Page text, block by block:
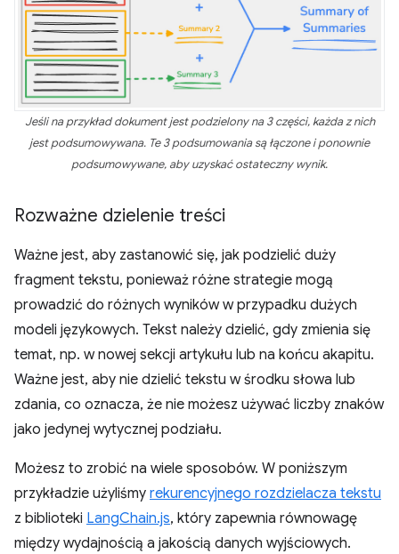
Jeśli na przykład dokument jest podzielony na 3 części, każda z nich
jest podsumowywana. Te 3 podsumowania są łączone i ponownie
podsumowywane, aby uzyskać ostateczny wynik.
Rozważne dzielenie treści
Ważne jest, aby zastanowić się, jak podzielić duży
fragment tekstu, ponieważ różne strategie mogą
prowadzić do różnych wyników w przypadku dużych
modeli językowych. Tekst należy dzielić, gdy zmienia się
temat, np. w nowej sekcji artykułu lub na końcu akapitu.
Ważne jest, aby nie dzielić tekstu w środku słowa lub
zdania, co oznacza, że nie możesz używać liczby znaków
jako jedynej wytycznej podziału.
Możesz to zrobić na wiele sposobów. W poniższym
przykładzie użyliśmy rekurencyjnego rozdzielacza tekstu
z biblioteki LangChain.js, który zapewnia równowagę
między wydajnością a jakością danych wyjściowych.